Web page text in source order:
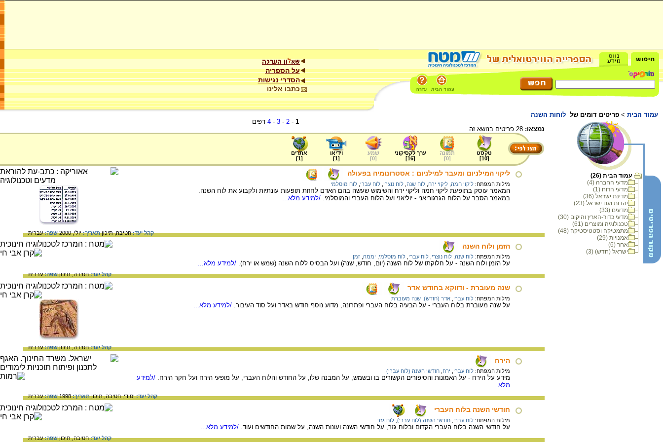
על הספריה
הסדרי נגישות
כתבו אלינו
עמוד הבית > פריטים דומים של לוחות השנה
עמוד הבית (26)
מדעי החברה (4)
מדעי הרוח (1)
מדינת ישראל (36)
יהדות ועם ישראל (23)
מדעים (33)
מדעי כדור-הארץ והיקום (30)
טכנולוגיה ומוצרים (61)
מתמטיקה וסטטיסטיקה (48)
אמנויות (29)
אחר (6)
ישראל (חדש) (3)
1
-
2
-
3
-
4 דפים
נמצאו:
טקסט
[
10
]
תמונה
[
0
]
ערך לקסיקוני
[
16
]
שמע
[
0
]
וידיאו
[
1
]
אתרים
[
1
]
ליקוי המילניום ומעבר למילניום : אסטרונומיה בפעולה
מילות המפתח: ליקוי חמה ליקוי ירח לוח שנה לוח נוצרי לוח עברי לוח מוסלמי
המאמר עוסק בתופעת ליקוי חמה וליקוי ירח והשימוש שעשה בהם האדם לחזות תופעות עונתיות ולקבוע את לוח השנה.
במאמר הסבר על הלוח הגרגוריאני - יוליאני ועל הלוח העברי והמוסלמי. /למידע מלא...
קהל יעד:חטיבה,תיכוןתאריך:יולי, 2000 שפה:עברית
הזמן ולוח השנה
מילות המפתח: לוח שנה לוח נוצרי לוח עברי לוח מוסלמי יממה זמן
על הזמן ולוח השנה - על חלוקתו של לוח השנה (יום, חודש, שנה) ועל הבסיס ללוח השנה (שמש או ירח). /למידע מלא...
קהל יעד:חטיבה,תיכוןשפה:עברית
שנה מעוברת - ודווקא בחודש אדר
מילות המפתח: לוח עברי אדר (חודש) שנה מעוברת
על שנה מעוברת בלוח העברי - על הבעיה בלוח העברי ופתרונה, מדוע נוסף חודש באדר ועל סוד העיבור. /למידע מלא...
קהל יעד:חטיבה,תיכוןשפה:עברית
הירח
מילות המפתח: לוח עברי ירח חודשי השנה (לוח עברי)
מידע על הירח - על האמונות והסיפורים הקשורים בו ובשמש, על המבנה שלו, על החודש והלוח העברי, על מופעי הירח ועל חקר הירח. /למידע
מלא...
קהל יעד:יסודי,חטיבה,תיכוןתאריך:1998 שפה:עברית
חודשי השנה בלוח העברי
מילות המפתח: לוח עברי חודשי השנה (לוח עברי) לוח גזר
על חודשי השנה בלוח העברי הקדום ובלוח גזר, על חודשי השנה ועונות השנה, על שמות החודשים ועוד. /למידע מלא...
קהל יעד:חטיבה,תיכוןשפה:עברית